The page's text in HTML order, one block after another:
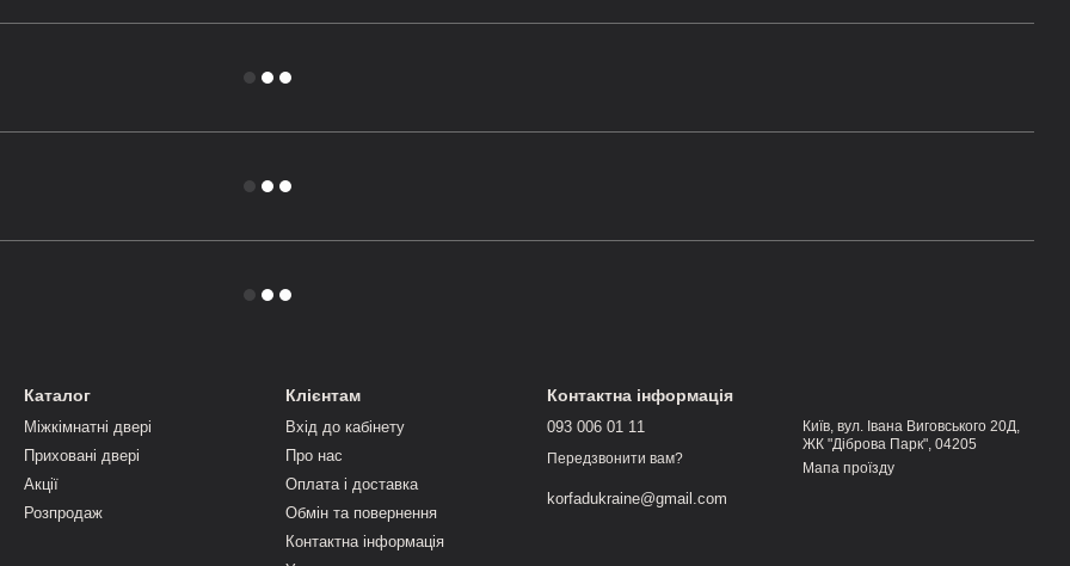
Каталог
Міжкімнатні двері
Приховані двері
Акції
Розпродаж
Клієнтам
Вхід до кабінету
Про нас
Оплата і доставка
Обмін та повернення
Контактна інформація
Контактна інформація
093 006 01 11
Передзвонити вам?
korfadukraine@gmail.com
Київ, вул. Івана Виговського 20Д,
ЖК "Діброва Парк", 04205
Мапа проїзду